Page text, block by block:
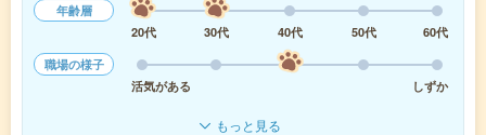
年齢層
20代
30代 40代 50代
60代
職場の様子
活気がある
しずか
もっと見る